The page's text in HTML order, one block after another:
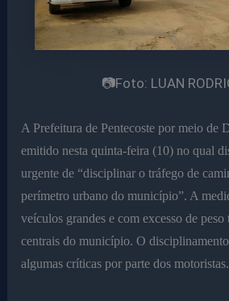
📷Foto: LUAN
A Prefeitura de Pentecoste por meio de
emitido nesta quinta-feira (10) no qual
urgente de “disciplinar o tráfego de
perímetro urbano do município”. A
veículos grandes e com excesso de peso
centrais do município. O
algumas críticas por parte dos motoristas.